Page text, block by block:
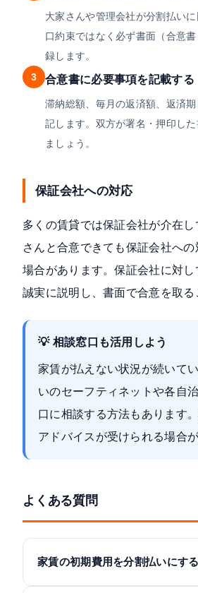
大家さんや管理会社が分割払いに
口約束ではなく必ず書面（合意
録します。
3
合意書に必要事項を記載する
滞納総額、毎月の返済額、返済
記します。双方が署名・押印し
ましょう。
保証会社への対応
多くの賃貸では保証会社が介在
さんと合意できても保証会社へ
場合があります。保証会社に対
誠実に説明し、書面で合意を取る
💡 相談窓口も活用しよう
家賃が払えない状況が続いて
いのセーフティネットや各自
口に相談する方法もあります
アドバイスが受けられる場合が
よくある質問
家賃の初期費用を分割払いにす